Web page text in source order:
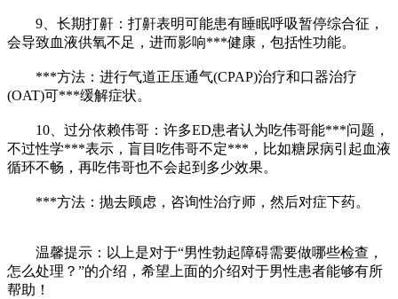
9、长期打鼾：打鼾表明可能患有睡眠呼吸暂停综合征，
会导致血液供氧不足，进而影响***健康，包括性功能。
***方法：进行气道正压通气(CPAP)治疗和口器治疗
(OAT)可***缓解症状。
10、过分依赖伟哥：许多ED患者认为吃伟哥能***问题，
不过性学***表示，盲目吃伟哥不定***，比如糖尿病引起血液
循环不畅，再吃伟哥也不会起到多少效果。
***方法：抛去顾虑，咨询性治疗师，然后对症下药。
温馨提示：以上是对于“男性勃起障碍需要做哪些检查，
怎么处理？”的介绍，希望上面的介绍对于男性患者能够有所
帮助！